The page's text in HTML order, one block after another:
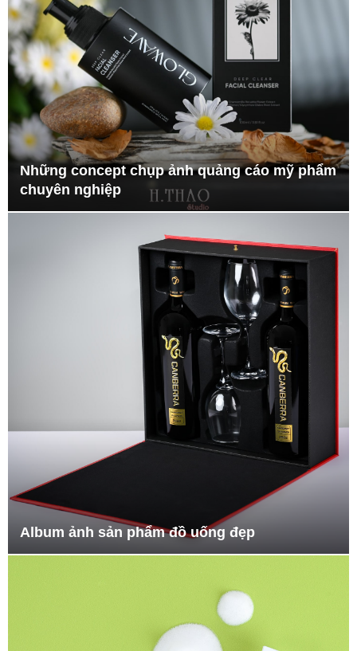
Những concept chụp ảnh quảng cáo mỹ phẩm
chuyên nghiệp
Album ảnh sản phẩm đồ uống đẹp